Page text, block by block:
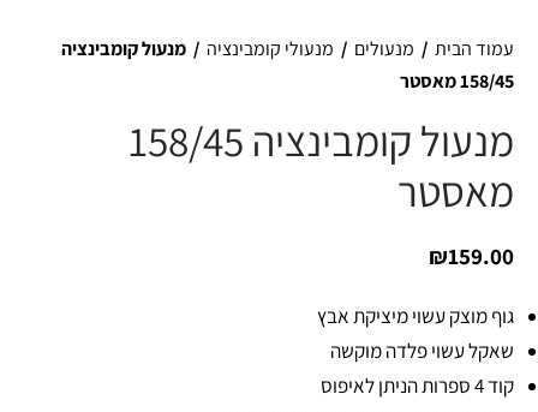
עמוד הבית / מנעולים / מנעולי קומבינציה / מנעול קומבינציה
158/45 מאסטר
מנעול קומבינציה 158/45
מאסטר
₪159.00
גוף מוצק עשוי מיציקת אבץ
שאקל עשוי פלדה מוקשה
קוד 4 ספרות הניתן לאיפוס